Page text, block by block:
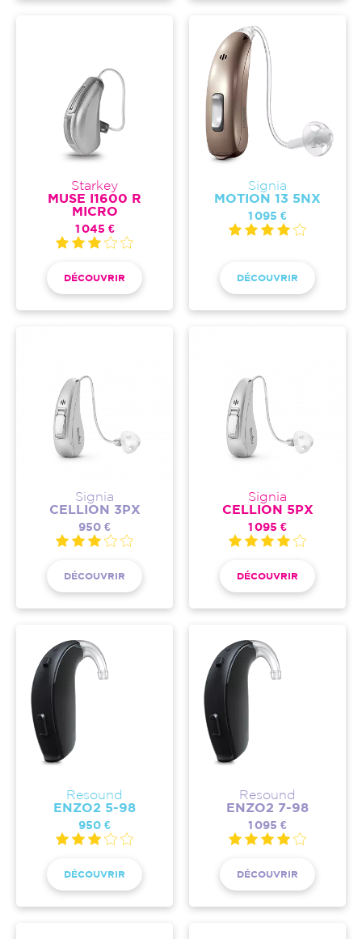
Starkey
MUSE I1600 R
MICRO
1 045 €
DÉCOUVRIR
Signia
MOTION 13 5NX
1 095 €
DÉCOUVRIR
Signia
CELLION 3PX
950 €
DÉCOUVRIR
Signia
CELLION 5PX
1 095 €
DÉCOUVRIR
Resound
ENZO2 5-98
950 €
DÉCOUVRIR
Resound
ENZO2 7-98
1 095 €
DÉCOUVRIR